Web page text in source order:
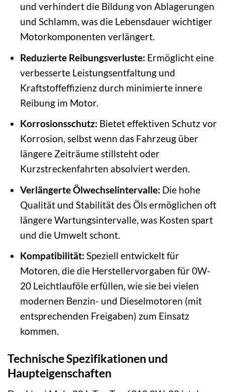
und verhindert die Bildung von Ablagerungen
und Schlamm, was die Lebensdauer wichtiger
Motorkomponenten verlängert.
Reduzierte Reibungsverluste: Ermöglicht eine
verbesserte Leistungsentfaltung und
Kraftstoffeffizienz durch minimierte innere
Reibung im Motor.
Korrosionsschutz: Bietet effektiven Schutz vor
Korrosion, selbst wenn das Fahrzeug über
längere Zeiträume stillsteht oder
Kurzstreckenfahrten absolviert werden.
Verlängerte Ölwechselintervalle: Die hohe
Qualität und Stabilität des Öls ermöglichen oft
längere Wartungsintervalle, was Kosten spart
und die Umwelt schont.
Kompatibilität: Speziell entwickelt für
Motoren, die die Herstellervorgaben für 0W-
20 Leichtlauföle erfüllen, wie sie bei vielen
modernen Benzin- und Dieselmotoren (mit
entsprechenden Freigaben) zum Einsatz
kommen.
Technische Spezifikationen und
Haupteigenschaften